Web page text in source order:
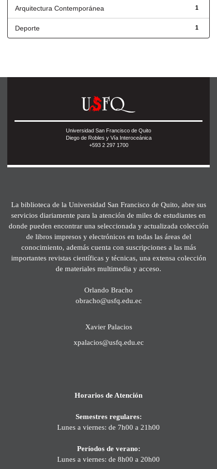
1
Arquitectura Contemporánea
1
Deporte
Universidad San Francisco de Quito
Diego de Robles y Vía Interoceánica
+593 2 297 1700
La biblioteca de la Universidad San Francisco de Quito, abre sus
servicios diariamente para la atención de miles de estudiantes en
donde pueden encontrar una seleccionada y actualizada colección
de libros impresos y electrónicos en todas las áreas del
conocimiento, además cuenta con suscripciones a las más
importantes revistas científicas y técnicas, una extensa colección
de materiales multimedia y acceso.
Orlando Bracho
obracho@usfq.edu.ec
Xavier Palacios
xpalacios@usfq.edu.ec
Horarios de Atención
Semestres regulares:
Lunes a viernes: de 7h00 a 21h00
Períodos de verano:
Lunes a viernes: de 8h00 a 20h00